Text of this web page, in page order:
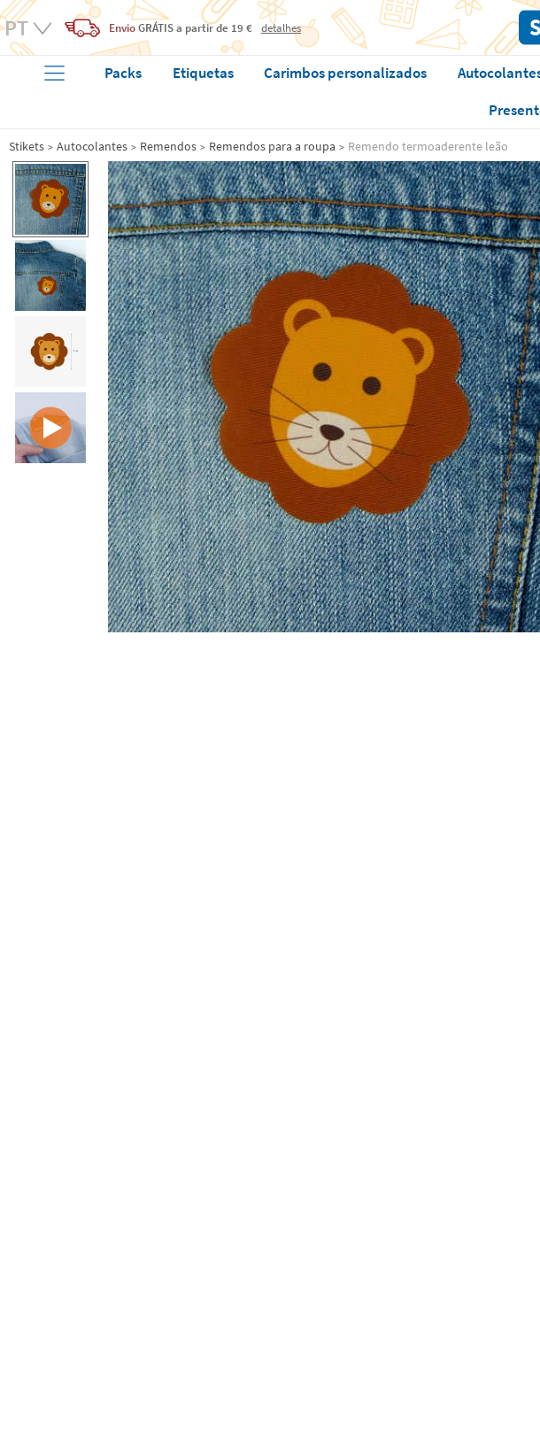
EnvioGRÁTISa partir de 19 € detalhes
Packs Etiquetas Carimbos personalizados
Stikets Autocolantes Remendos Remendos para a roupa Remendo termoaderente leão